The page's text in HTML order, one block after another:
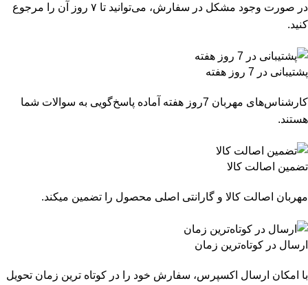
در صورت وجود مشکل در سفارش، می‌توانید تا ۷ روز آن را مرجوع
کنید.
پشتیبانی در 7 روز هفته
کارشناس‌های مهربان 7روز هفته آماده پاسخ‌گویی به سوالات شما
هستند.
تضمین اصالت کالا
مهربان اصالت کالا و گارانتی اصلی محصول را تضمین میکند.
ارسال در کوتاه‌ترین زمان
با امکان ارسال اکسپرس، سفارش خود را در کوتاه ترین زمان تحویل